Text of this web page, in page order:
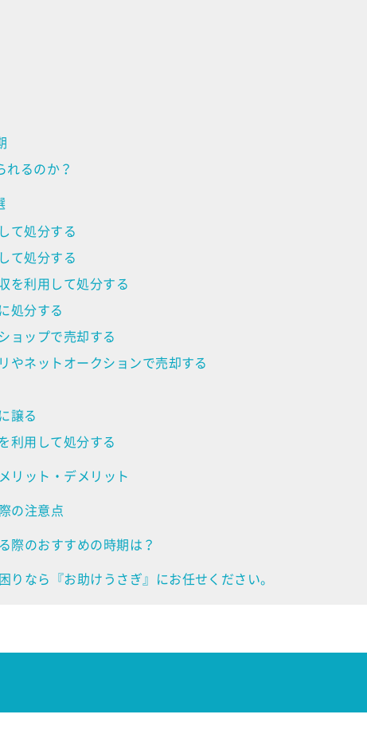
れるのか？
て処分する
て処分する
を利用して処分する
処分する
ョップで売却する
やネットオークションで売却する
譲る
利用して処分する
リット・デメリット
の注意点
際のおすすめの時期は？
りなら『お助けうさぎ』にお任せください。